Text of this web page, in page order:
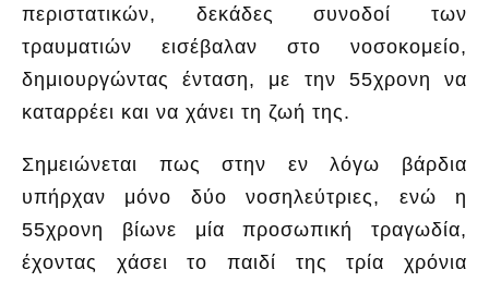
περιστατικών, δεκάδες συνοδοί των
τραυματιών εισέβαλαν στο νοσοκομείο,
δημιουργώντας ένταση, με την 55χρονη να
καταρρέει και να χάνει τη ζωή της.
Σημειώνεται πως στην εν λόγω βάρδια
υπήρχαν μόνο δύο νοσηλεύτριες, ενώ η
55χρονη βίωνε μία προσωπική τραγωδία,
έχοντας χάσει το παιδί της τρία χρόνια